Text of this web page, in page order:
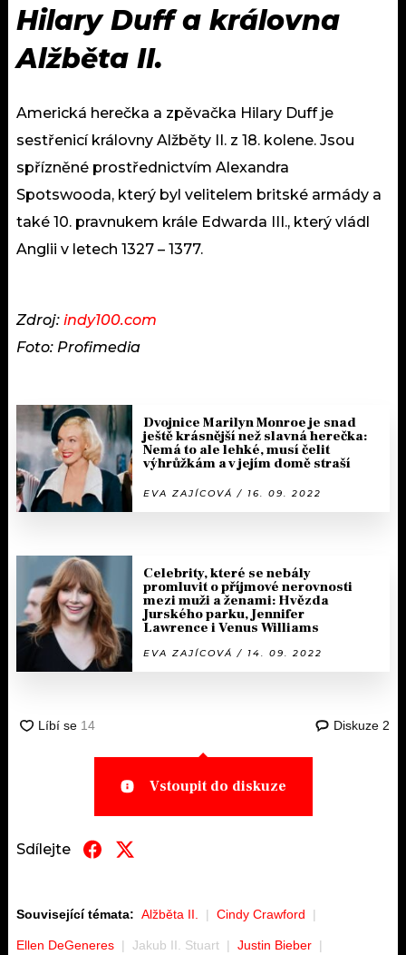
Hilary Duff a královna
Alžběta II.
Americká herečka a zpěvačka Hilary Duff je
sestřenicí královny Alžběty II. z 18. kolene. Jsou
spřízněné prostřednictvím Alexandra
Spotswooda, který byl velitelem britské armády a
také 10. pravnukem krále Edwarda III., který vládl
Anglii v letech 1327 – 1377.
Zdroj: indy100.com
Foto: Profimedia
Dvojnice Marilyn Monroe je snad
ještě krásnější než slavná herečka:
Nemá to ale lehké, musí čelit
výhrůžkám a v jejím domě straší
EVA ZAJÍCOVÁ / 16. 09. 2022
Celebrity, které se nebály
promluvit o příjmové nerovnosti
mezi muži a ženami: Hvězda
Jurského parku, Jennifer
Lawrence i Venus Williams
EVA ZAJÍCOVÁ / 14. 09. 2022
Diskuze 2
Vstoupit do diskuze
Sdílejte
Související témata: Alžběta II. Cindy Crawford
Ellen DeGeneres Jakub II. Stuart Justin Bieber